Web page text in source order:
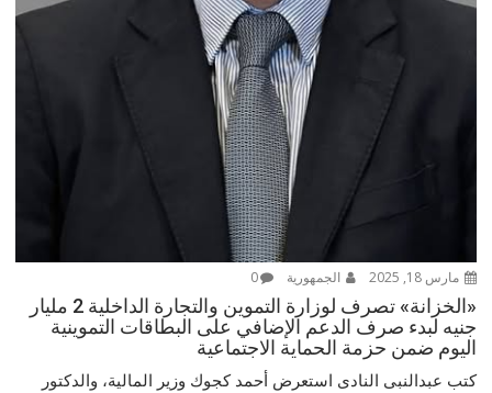
مارس 18, 2025 الجمهورية 0
«الخزانة» تصرف لوزارة التموين والتجارة الداخلية 2 مليار
جنيه لبدء صرف الدعم الإضافي على البطاقات التموينية
اليوم ضمن حزمة الحماية الاجتماعية
كتب عبدالنبى النادى استعرض أحمد كجوك وزير المالية، والدكتور